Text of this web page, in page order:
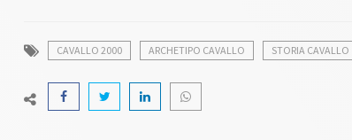
CAVALLO 2000 ARCHETIPO CAVALLO STORIA CAVALLO